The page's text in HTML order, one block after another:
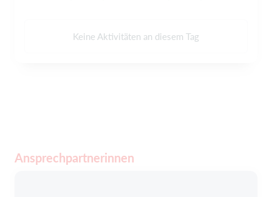
Keine Aktivitäten an diesem Tag
Ansprechpartnerinnen